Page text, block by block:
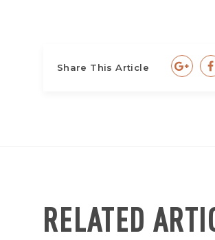
Share This Article
RELATED